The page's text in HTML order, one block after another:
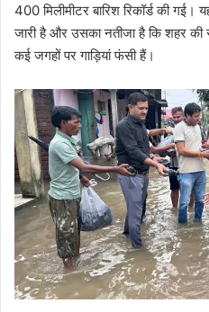
400 मिलीमीटर बारिश रिकॉर्ड की गई।
जारी है और उसका नतीजा है कि शहर
कई जगहों पर गाड़ियां फंसी हैं।